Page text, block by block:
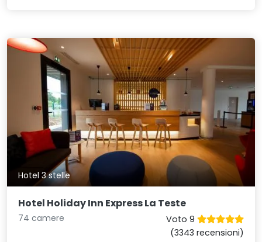
Hotel 3 stelle
Hotel Holiday Inn Express La Teste
74 camere
Voto 9
(3343 recensioni)